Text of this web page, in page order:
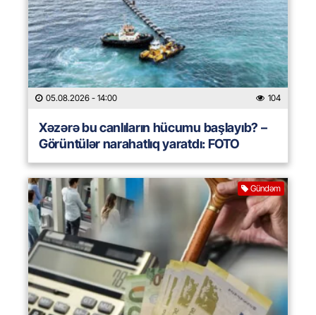
05.08.2026 - 14:00 104
Xəzərə bu canlıların hücumu başlayıb? –
Görüntülər narahatlıq yaratdı: FOTO
Gündəm